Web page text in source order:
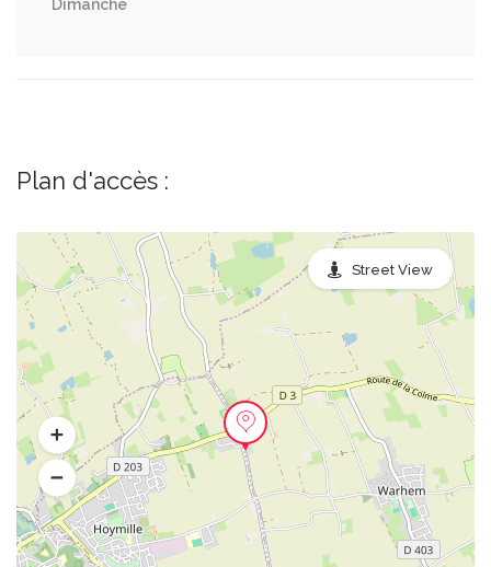
Dimanche
Plan d'accès :
Street View